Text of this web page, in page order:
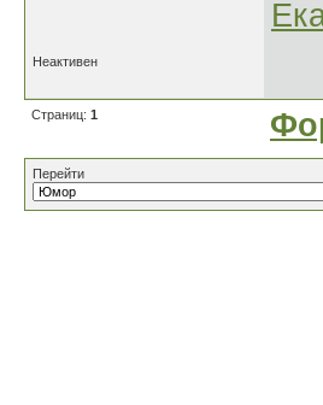
Неактивен
Страниц: 1
Перейти